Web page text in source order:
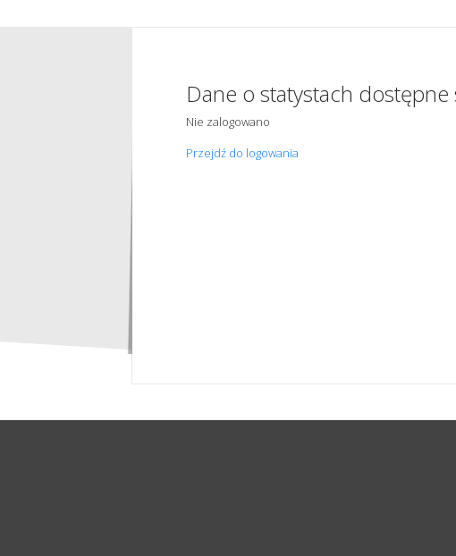
Dane o statystach
Nie zalogowano
Przejdź do logowania